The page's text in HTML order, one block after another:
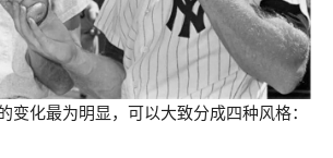
变化最为明显，可以大致分成四种风格：